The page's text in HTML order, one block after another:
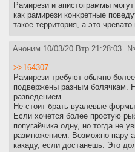
Рамирези и апистограммы
как рамирези конкретные
такое территория, а это
Аноним 10/03/20 Втр 21:28:03 №
>>164307
Рамирези требуют обычно
подвержены разным болячкам.
разведением.
Не стоит брать вуалевые
Если хочется более простую
попугайчика одну, но тогда не
размножением. Возможно пару
какаду, если достанешь. Это